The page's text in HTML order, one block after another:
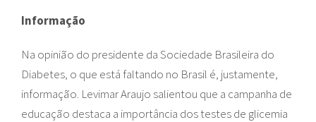
Informação
Na opinião do presidente da Sociedade Brasileira do
Diabetes, o que está faltando no Brasil é, justamente,
informação. Levimar Araujo salientou que a campanha de
educação destaca a importância dos testes de glicemia